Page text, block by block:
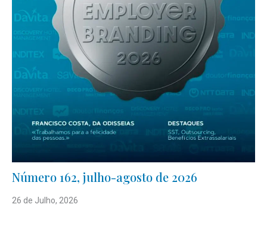
Número 162, julho-agosto de 2026
26 de Julho, 2026